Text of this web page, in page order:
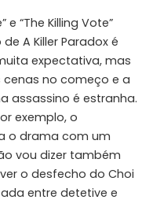
e “The Killing Vote”
A Killer Paradox é
expectativa, mas
no começo e a
assassino é estranha.
exemplo, o
o drama com um
vou dizer também
o desfecho do Choi
entre detetive e